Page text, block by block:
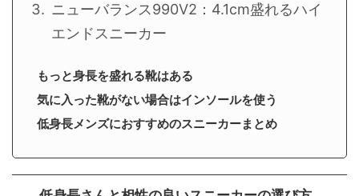
ニューバランス990V2：4.1cm盛れるハイ
エンドスニーカー
もっと身長を盛れる靴はある
気に入った靴がない場合はインソールを使う
低身長メンズにおすすめのスニーカーまとめ